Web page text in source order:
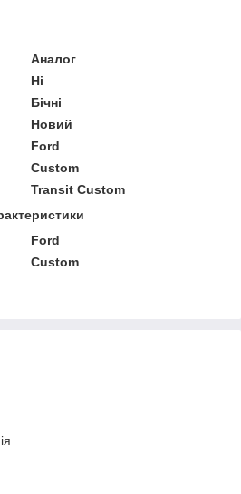
Аналог
Ні
Бічні
Новий
Ford
Custom
Transit Custom
Ford
Custom